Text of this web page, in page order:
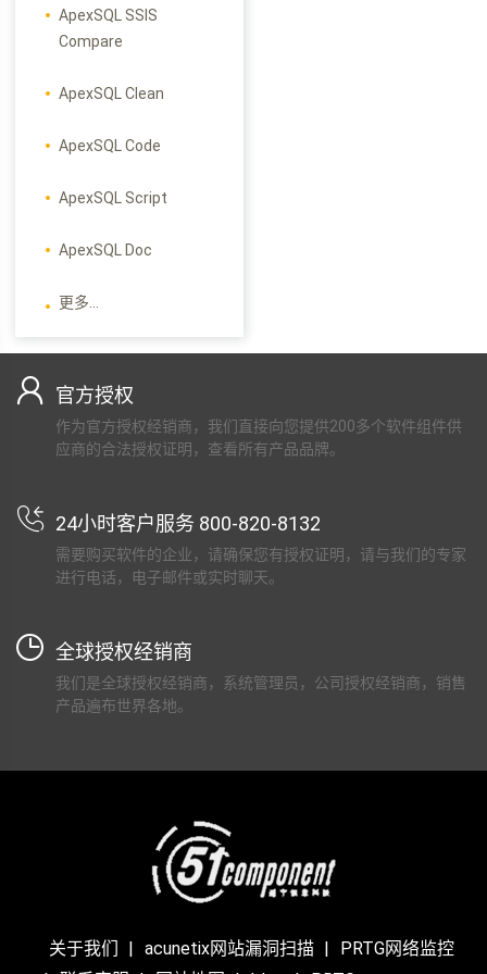
ApexSQL SSIS
Compare
ApexSQL Clean
ApexSQL Code
ApexSQL Script
ApexSQL Doc
更多...
官方授权
作为官方授权经销商，我们直接向您提供200多个软件组件供
应商的合法授权证明，查看所有产品品牌。
24小时客户服务 800-820-8132
需要购买软件的企业，请确保您有授权证明，请与我们的专家
进行电话，电子邮件或实时聊天。
全球授权经销商
我们是全球授权经销商，系统管理员，公司授权经销商，销售
产品遍布世界各地。
关于我们 acunetix网站漏洞扫描
PRTG网络监控